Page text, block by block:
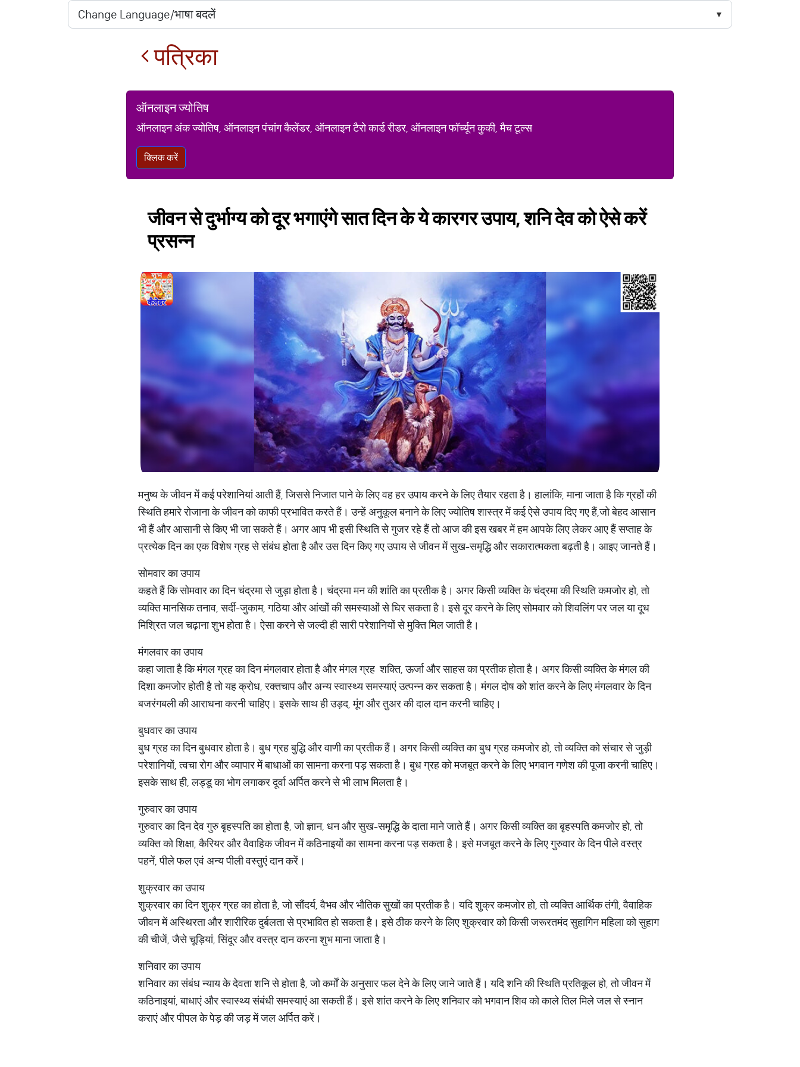
पत्रिका
ऑनलाइन ज्योतिष
ऑनलाइन अंक ज्योतिष, ऑनलाइन पंचांग कैलेंडर, ऑनलाइन टैरो कार्ड रीडर, ऑनलाइन फॉर्च्यून कुकी, मैच टूल्स
क्लिक करें
जीवन से दुर्भाग्य को दूर भगाएंगे सात दिन के ये कारगर उपाय, शनि देव को ऐसे करें
प्रसन्न
मनुष्य के जीवन में कई परेशानियां आती हैं, जिससे निजात पाने के लिए वह हर उपाय करने के लिए तैयार रहता है। हालांकि, माना जाता है कि ग्रहों की
स्थिति हमारे रोजाना के जीवन को काफी प्रभावित करते हैं। उन्हें अनुकूल बनाने के लिए ज्योतिष शास्त्र में कई ऐसे उपाय दिए गए हैं,जो बेहद आसान
भी हैं और आसानी से किए भी जा सकते हैं। अगर आप भी इसी स्थिति से गुजर रहे हैं तो आज की इस खबर में हम आपके लिए लेकर आए हैं सप्ताह के
प्रत्येक दिन का एक विशेष ग्रह से संबंध होता है और उस दिन किए गए उपाय से जीवन में सुख-समृद्धि और सकारात्मकता बढ़ती है। आइए जानते हैं।
सोमवार का उपाय
कहते हैं कि सोमवार का दिन चंद्रमा से जुड़ा होता है। चंद्रमा मन की शांति का प्रतीक है। अगर किसी व्यक्ति के चंद्रमा की स्थिति कमजोर हो, तो
व्यक्ति मानसिक तनाव, सर्दी-जुकाम, गठिया और आंखों की समस्याओं से घिर सकता है। इसे दूर करने के लिए सोमवार को शिवलिंग पर जल या दूध
मिश्रित जल चढ़ाना शुभ होता है। ऐसा करने से जल्दी ही सारी परेशानियों से मुक्ति मिल जाती है।
मंगलवार का उपाय
कहा जाता है कि मंगल ग्रह का दिन मंगलवार होता है और मंगल ग्रह शक्ति, ऊर्जा और साहस का प्रतीक होता है। अगर किसी व्यक्ति के मंगल की
दिशा कमजोर होती है तो यह क्रोध, रक्तचाप और अन्य स्वास्थ्य समस्याएं उत्पन्न कर सकता है। मंगल दोष को शांत करने के लिए मंगलवार के दिन
बजरंगबली की आराधना करनी चाहिए। इसके साथ ही उड़द, मूंग और तुअर की दाल दान करनी चाहिए।
बुधवार का उपाय
बुध ग्रह का दिन बुधवार होता है। बुध ग्रह बुद्धि और वाणी का प्रतीक हैं। अगर किसी व्यक्ति का बुध ग्रह कमजोर हो, तो व्यक्ति को संचार से जुड़ी
परेशानियों, त्वचा रोग और व्यापार में बाधाओं का सामना करना पड़ सकता है। बुध ग्रह को मजबूत करने के लिए भगवान गणेश की पूजा करनी चाहिए।
इसके साथ ही, लड्डू का भोग लगाकर दूर्वा अर्पित करने से भी लाभ मिलता है।
गुरुवार का उपाय
गुरुवार का दिन देव गुरु बृहस्पति का होता है, जो ज्ञान, धन और सुख-समृद्धि के दाता माने जाते हैं। अगर किसी व्यक्ति का बृहस्पति कमजोर हो, तो
व्यक्ति को शिक्षा, कैरियर और वैवाहिक जीवन में कठिनाइयों का सामना करना पड़ सकता है। इसे मजबूत करने के लिए गुरुवार के दिन पीले वस्त्र
पहनें, पीले फल एवं अन्य पीली वस्तुएं दान करें।
शुक्रवार का उपाय
शुक्रवार का दिन शुक्र ग्रह का होता है, जो सौंदर्य, वैभव और भौतिक सुखों का प्रतीक है। यदि शुक्र कमजोर हो, तो व्यक्ति आर्थिक तंगी, वैवाहिक
जीवन में अस्थिरता और शारीरिक दुर्बलता से प्रभावित हो सकता है। इसे ठीक करने के लिए शुक्रवार को किसी जरूरतमंद सुहागिन महिला को सुहाग
की चीजें, जैसे चूड़ियां, सिंदूर और वस्त्र दान करना शुभ माना जाता है।
शनिवार का उपाय
शनिवार का संबंध न्याय के देवता शनि से होता है, जो कर्मों के अनुसार फल देने के लिए जाने जाते हैं। यदि शनि की स्थिति प्रतिकूल हो, तो जीवन में
कठिनाइयां, बाधाएं और स्वास्थ्य संबंधी समस्याएं आ सकती हैं। इसे शांत करने के लिए शनिवार को भगवान शिव को काले तिल मिले जल से स्नान
कराएं और पीपल के पेड़ की जड़ में जल अर्पित करें।